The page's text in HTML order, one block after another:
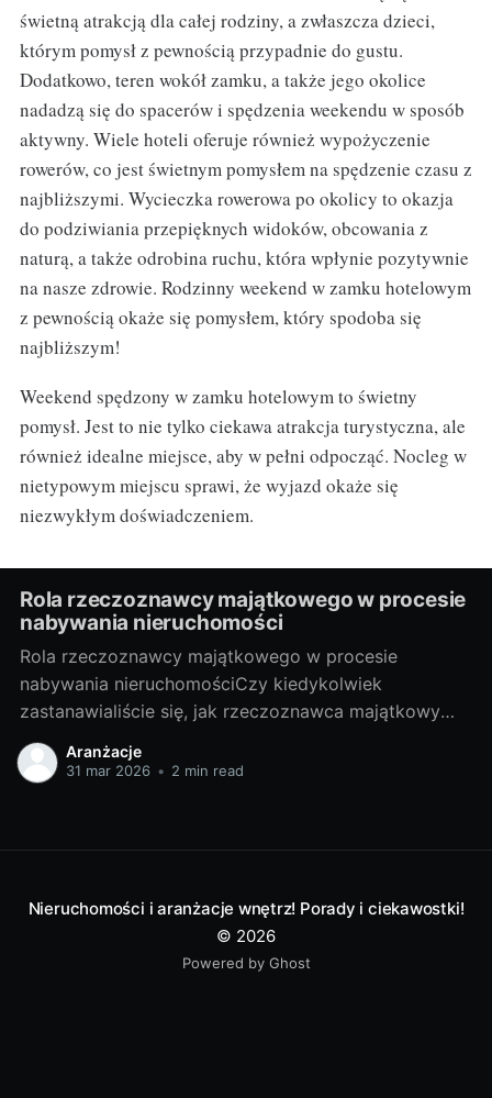
świetną atrakcją dla całej rodziny, a zwłaszcza dzieci,
którym pomysł z pewnością przypadnie do gustu.
Dodatkowo, teren wokół zamku, a także jego okolice
nadadzą się do spacerów i spędzenia weekendu w sposób
aktywny. Wiele hoteli oferuje również wypożyczenie
rowerów, co jest świetnym pomysłem na spędzenie czasu z
najbliższymi. Wycieczka rowerowa po okolicy to okazja
do podziwiania przepięknych widoków, obcowania z
naturą, a także odrobina ruchu, która wpłynie pozytywnie
na nasze zdrowie. Rodzinny weekend w zamku hotelowym
z pewnością okaże się pomysłem, który spodoba się
najbliższym!
Weekend spędzony w zamku hotelowym to świetny
pomysł. Jest to nie tylko ciekawa atrakcja turystyczna, ale
również idealne miejsce, aby w pełni odpocząć. Nocleg w
nietypowym miejscu sprawi, że wyjazd okaże się
niezwykłym doświadczeniem.
Rola rzeczoznawcy majątkowego w procesie
nabywania nieruchomości
Rola rzeczoznawcy majątkowego w procesie
nabywania nieruchomościCzy kiedykolwiek
zastanawialiście się, jak rzeczoznawca majątkowy
wpływa na proces nabywania nieruchomości? Czy
warto skorzystać z jego usług? W niniejszym artykule
rzeczoznawcy majątkowego1. Czym jest
Aranżacje
31 mar 2026 • 2 min read
Nieruchomości i aranżacje wnętrz! Porady i ciekawostki!
© 2026
Powered by Ghost